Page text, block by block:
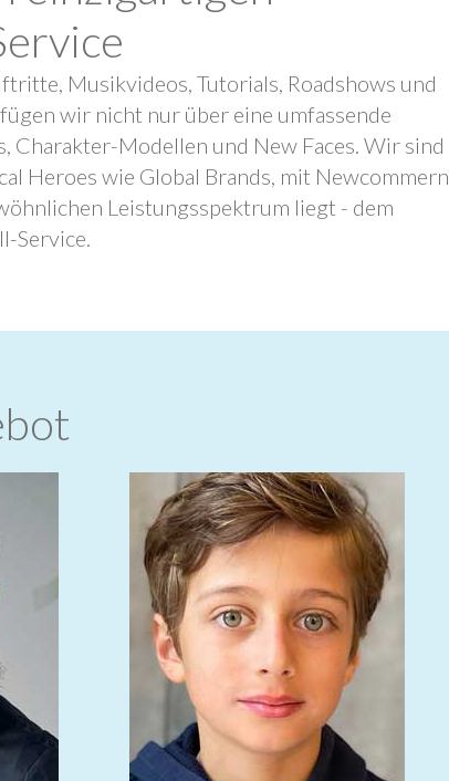
Musikvideos, Tutorials, Roadshows und
wir nicht nur über eine umfassende
Charakter-Modellen und New Faces. Wir sind
Heroes wie Global Brands, mit Newcommern
Leistungsspektrum liegt - dem
Service.